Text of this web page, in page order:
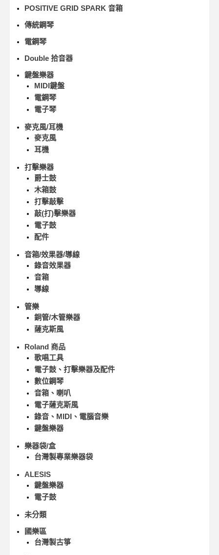
POSITIVE GRID SPARK 音箱
傳統鋼琴
電鋼琴
Double 拾音器
鍵盤樂器
MIDI鍵盤
電鋼琴
電子琴
麥克風/耳機
麥克風
耳機
打擊樂器
爵士鼓
木箱鼓
打擊敲擊
敲(打)擊樂器
電子鼓
配件
音箱/效果器/導線
錄音效果器
音箱
導線
管樂
銅管/木管樂器
薩克斯風
Roland 商品
歌唱工具
電子鼓、打擊樂器及配件
數位鋼琴
音箱、喇叭
電子薩克斯風
錄音、MIDI、電腦音樂
鍵盤樂器
樂器袋/盒
台灣製專業樂器袋
ALESIS
鍵盤樂器
電子鼓
未分類
國樂區
台灣製古箏